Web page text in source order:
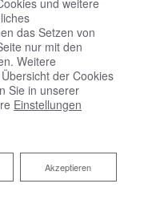
das Setzen von
nur mit den
Weitere
der Cookies
Sie in unserer
Einstellungen
Akzeptieren